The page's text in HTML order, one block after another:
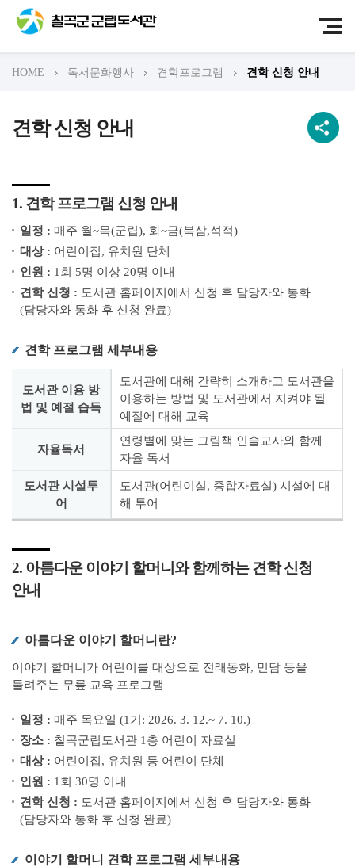
HOME 독서문화행사 견학프로그램 견학 신청 안내
견학 신청 안내
1. 견학 프로그램 신청 안내
일정 : 매주 월~목(군립), 화~금(북삼,석적)
대상 : 어린이집, 유치원 단체
인원 : 1회 5명 이상 20명 이내
견학 신청 : 도서관 홈페이지에서 신청 후 담당자와 통화
(담당자와 통화 후 신청 완료)
견학 프로그램 세부내용
도서관 이용 방
법 및 예절 습득
도서관에 대해 간략히 소개하고 도서관을
이용하는 방법 및 도서관에서 지켜야 될
예절에 대해 교육
자율독서
연령별에 맞는 그림책 인솔교사와 함께
자율 독서
도서관 시설투
어
도서관(어린이실, 종합자료실) 시설에 대
해 투어
2. 아름다운 이야기 할머니와 함께하는 견학 신청
안내
아름다운 이야기 할머니란?
이야기 할머니가 어린이를 대상으로 전래동화, 민담 등을
들려주는 무릎 교육 프로그램
일정 : 매주 목요일 (1기: 2026. 3. 12.~ 7. 10.)
장소 : 칠곡군립도서관 1층 어린이 자료실
대상 : 어린이집, 유치원 등 어린이 단체
인원 : 1회 30명 이내
견학 신청 : 도서관 홈페이지에서 신청 후 담당자와 통화
(담당자와 통화 후 신청 완료)
이야기 할머니 견학 프로그램 세부내용